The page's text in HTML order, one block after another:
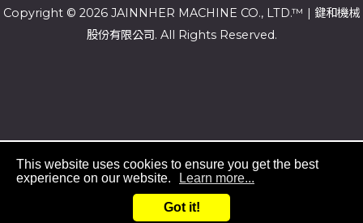
Copyright © 2026 JAINNHER MACHINE CO., LTD.™ | 鍵和機械
股份有限公司. All Rights Reserved.
+886 4-23585299
This website uses cookies to ensure you get the best
experience on our website.
Learn more...
Got it!